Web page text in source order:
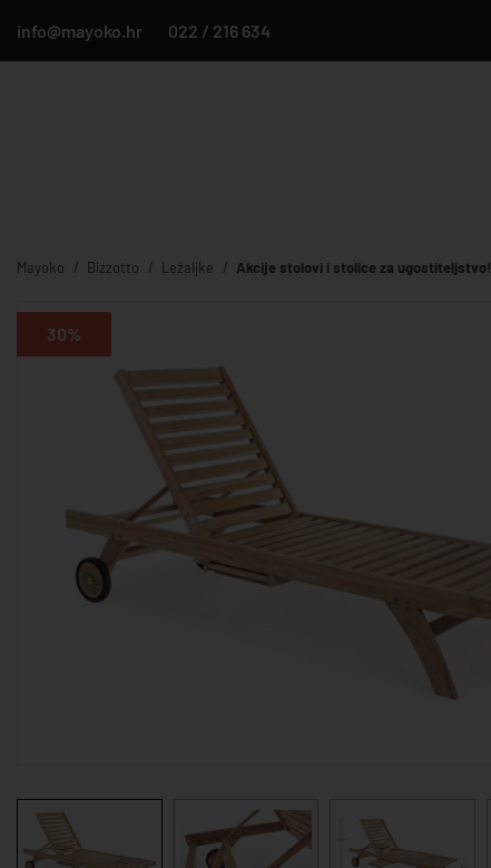
info@mayoko.hr 022 / 216 634
Mayoko Bizzotto Ležaljke Akcije stolovi i stolice za ugostiteljstvo!
30%